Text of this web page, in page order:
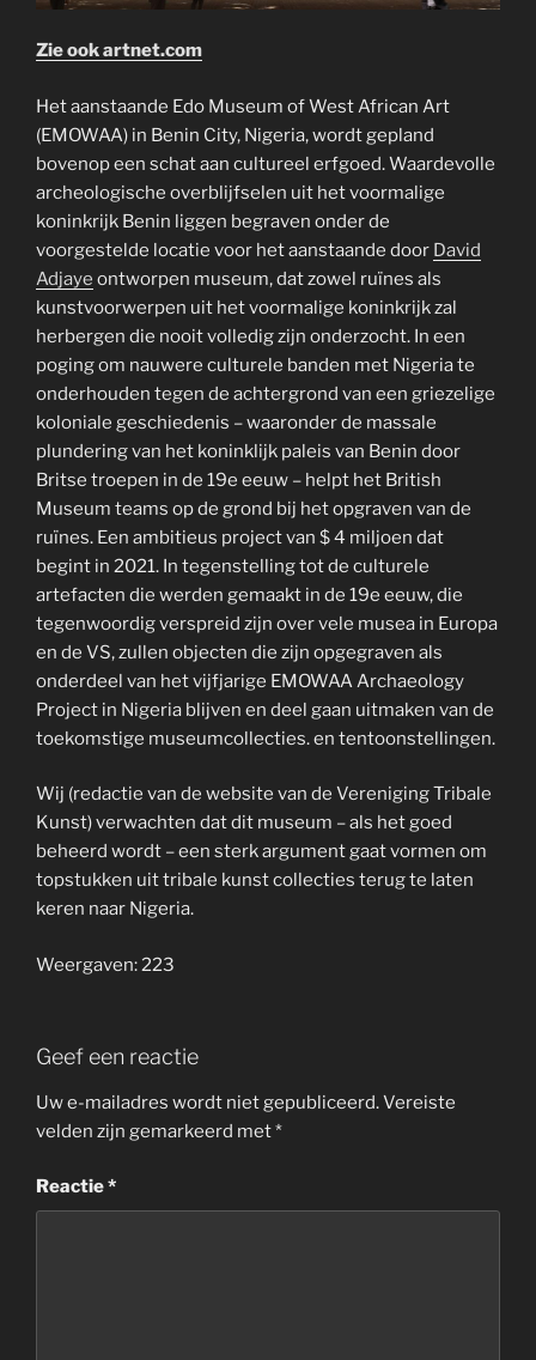
Zie ook artnet.com
Het aanstaande Edo Museum of West African Art
(EMOWAA) in Benin City, Nigeria, wordt gepland
bovenop een schat aan cultureel erfgoed. Waardevolle
archeologische overblijfselen uit het voormalige
koninkrijk Benin liggen begraven onder de
voorgestelde locatie voor het aanstaande door David
Adjaye ontworpen museum, dat zowel ruïnes als
kunstvoorwerpen uit het voormalige koninkrijk zal
herbergen die nooit volledig zijn onderzocht. In een
poging om nauwere culturele banden met Nigeria te
onderhouden tegen de achtergrond van een griezelige
koloniale geschiedenis – waaronder de massale
plundering van het koninklijk paleis van Benin door
Britse troepen in de 19e eeuw – helpt het British
Museum teams op de grond bij het opgraven van de
ruïnes. Een ambitieus project van $ 4 miljoen dat
begint in 2021. In tegenstelling tot de culturele
artefacten die werden gemaakt in de 19e eeuw, die
tegenwoordig verspreid zijn over vele musea in Europa
en de VS, zullen objecten die zijn opgegraven als
onderdeel van het vijfjarige EMOWAA Archaeology
Project in Nigeria blijven en deel gaan uitmaken van de
toekomstige museumcollecties. en tentoonstellingen.
Wij (redactie van de website van de Vereniging Tribale
Kunst) verwachten dat dit museum – als het goed
beheerd wordt – een sterk argument gaat vormen om
topstukken uit tribale kunst collecties terug te laten
keren naar Nigeria.
Weergaven: 223
Geef een reactie
Uw e-mailadres wordt niet gepubliceerd.Vereiste
velden zijn gemarkeerd met*
Reactie*